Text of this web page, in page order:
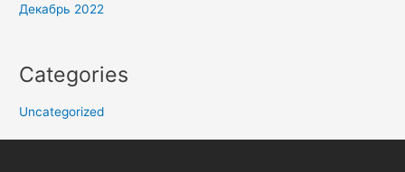
Декабрь 2022
Categories
Uncategorized